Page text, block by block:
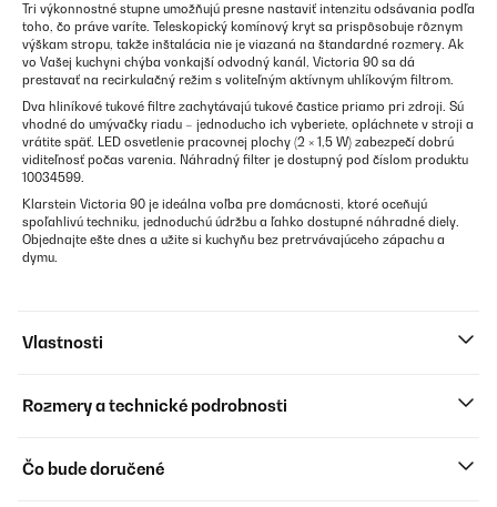
Tri výkonnostné stupne umožňujú presne nastaviť intenzitu odsávania podľa
toho, čo práve varíte. Teleskopický komínový kryt sa prispôsobuje rôznym
výškam stropu, takže inštalácia nie je viazaná na štandardné rozmery. Ak
vo Vašej kuchyni chýba vonkajší odvodný kanál, Victoria 90 sa dá
prestavať na recirkulačný režim s voliteľným aktívnym uhlíkovým filtrom.
Dva hliníkové tukové filtre zachytávajú tukové častice priamo pri zdroji. Sú
vhodné do umývačky riadu – jednoducho ich vyberiete, opláchnete v stroji a
vrátite späť. LED osvetlenie pracovnej plochy (2 × 1,5 W) zabezpečí dobrú
viditeľnosť počas varenia. Náhradný filter je dostupný pod číslom produktu
10034599.
Klarstein Victoria 90 je ideálna voľba pre domácnosti, ktoré oceňujú
spoľahlivú techniku, jednoduchú údržbu a ľahko dostupné náhradné diely.
Objednajte ešte dnes a užite si kuchyňu bez pretrvávajúceho zápachu a
dymu.
Vlastnosti
Rozmery a technické podrobnosti
Čo bude doručené